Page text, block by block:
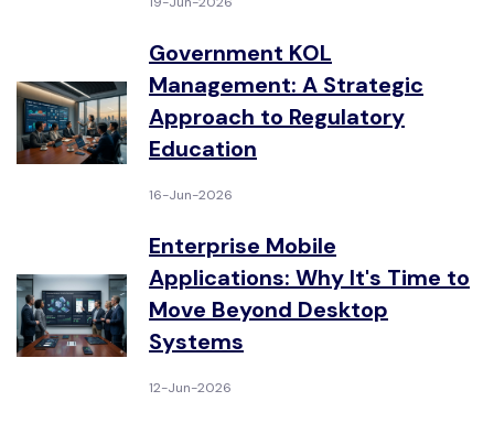
Government KOL
Management: A Strategic
Approach to Regulatory
Education
16-Jun-2026
Enterprise Mobile
Applications: Why It's Time to
Move Beyond Desktop
Systems
12-Jun-2026